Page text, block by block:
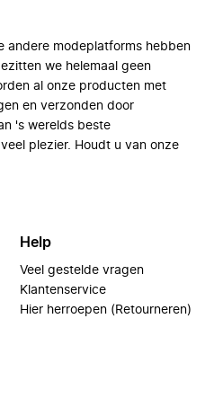
andere modeplatforms hebben
we helemaal geen
al onze producten met
en verzonden door
's werelds beste
plezier. Houdt u van onze
Help
Veel gestelde vragen
Klantenservice
Hier herroepen (Retourneren)